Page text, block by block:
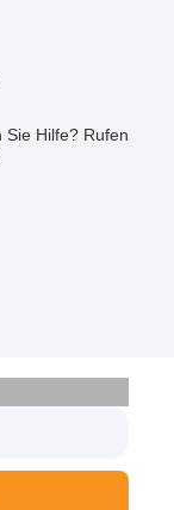
Hilfe? Rufen